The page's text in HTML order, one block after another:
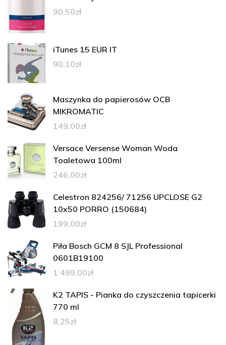
90,50zł
iTunes 15 EUR IT
90,10zł
Maszynka do papierosów OCB
MIKROMATIC
149,00zł
Versace Versense Woman Woda
Toaletowa 100ml
246,00zł
Celestron 824256/ 71256 UPCLOSE G2
10x50 PORRO (150684)
199,00zł
Piła Bosch GCM 8 SJL Professional
0601B19100
1 499,00zł
K2 TAPIS - Pianka do czyszczenia tapicerki
770 ml
8,25zł